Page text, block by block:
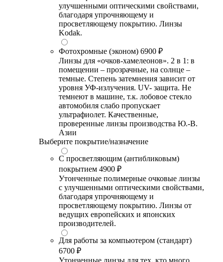
улучшенными оптическими свойствами,
благодаря упрочняющему и
просветляющему покрытию. Линзы
Kodak.
Фотохромные (эконом) 6900 ₽
Линзы для «очков-хамелеонов». 2 в 1: в
помещении – прозрачные, на солнце –
темные. Степень затемнения зависит от
уровня УФ-излучения. UV- защита. Не
темнеют в машине, т.к. лобовое стекло
автомобиля слабо пропускает
ультрафиолет. Качественные,
проверенные линзы производства Ю.-В.
Азии
Выберите покрытие/назначение
С просветляющим (антибликовым)
покрытием 4900 ₽
Утонченные полимерные очковые линзы
с улучшенными оптическими свойствами,
благодаря упрочняющему и
просветляющему покрытию. Линзы от
ведущих европейских и японских
производителей.
Для работы за компьютером (стандарт)
6700 ₽
Утонченные линзы для тех, кто много